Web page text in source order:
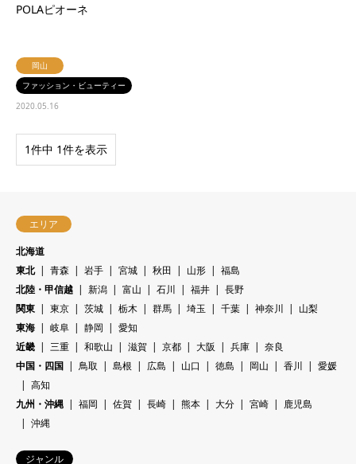
POLAピオーネ
岡山
ファッション・ビューティー
2020.05.16
1件中 1件を表示
エリア
北海道
東北
青森 岩手 宮城 秋田 山形
福島
北陸・甲信越
新潟 富山 石川 福井
長野
関東
東京 茨城 栃木 群馬 埼玉 千葉 神奈川
山梨
東海
岐阜 静岡
愛知
近畿
三重 和歌山 滋賀 京都 大阪 兵庫
奈良
中国・四国
鳥取 島根 広島 山口 徳島 岡山 香川
愛媛
高知
九州・沖縄
福岡 佐賀 長崎 熊本 大分 宮崎
鹿児島
沖縄
ジャンル